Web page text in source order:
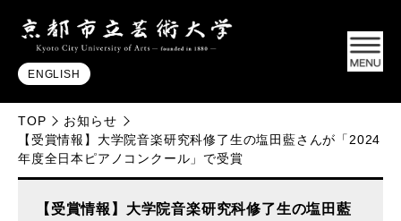
ENGLISH
TOP
お知らせ
【受賞情報】大学院音楽研究科修了生の塩田藍さんが「2024
年度全日本ピアノコンクール」で受賞
【受賞情報】大学院音楽研究科修了生の塩田藍